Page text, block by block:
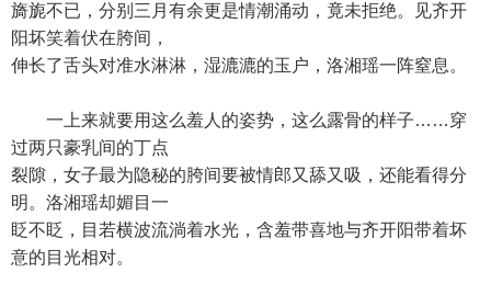
旖旎不已，分别三月有余更是情潮涌动，竟未拒绝。见齐开
阳坏笑着伏在胯间，
伸长了舌头对准水淋淋，湿漉漉的玉户，洛湘瑶一阵窒息。
一上来就要用这么羞人的姿势，这么露骨的样子……穿
过两只豪乳间的丁点
裂隙，女子最为隐秘的胯间要被情郎又舔又吸，还能看得分
明。洛湘瑶却媚目一
眨不眨，目若横波流淌着水光，含羞带喜地与齐开阳带着坏
意的目光相对。